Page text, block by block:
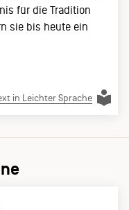
für die Tradition
sie bis heute ein
in Leichter Sprache